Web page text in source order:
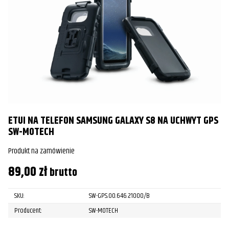
ETUI NA TELEFON SAMSUNG GALAXY S8 NA UCHWYT GPS
SW-MOTECH
Produkt na zamówienie
89,00złbrutto
SKU:
SW-GPS.00.646.21000/B
Producent:
SW-MOTECH